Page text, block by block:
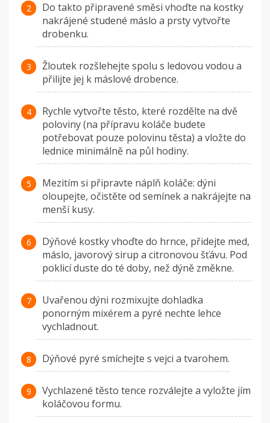
Do takto připravené směsi vhoďte na kostky
nakrájené studené máslo a prsty vytvořte
drobenku.
Žloutek rozšlehejte spolu s ledovou vodou a
přilijte jej k máslové drobence.
Rychle vytvořte těsto, které rozdělte na dvě
poloviny (na přípravu koláče budete
potřebovat pouze polovinu těsta) a vložte do
lednice minimálně na půl hodiny.
Mezitím si připravte náplň koláče: dýni
oloupejte, očistěte od semínek a nakrájejte na
menší kusy.
Dýňové kostky vhoďte do hrnce, přidejte med,
máslo, javorový sirup a citronovou šťávu. Pod
poklicí duste do té doby, než dýně změkne.
Uvařenou dýni rozmixujte dohladka
ponorným mixérem a pyré nechte lehce
vychladnout.
Dýňové pyré smíchejte s vejci a tvarohem.
Vychlazené těsto tence rozválejte a vyložte jím
koláčovou formu.